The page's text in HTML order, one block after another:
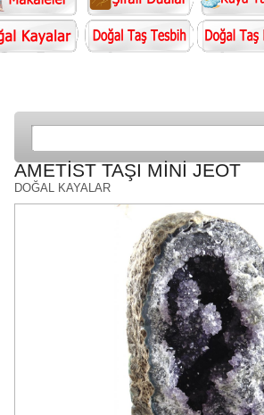
AMETİST TAŞI MİNİ JEOT
DOĞAL KAYALAR